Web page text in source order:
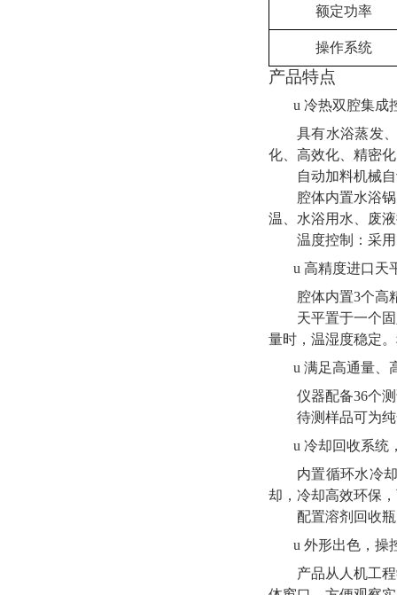
额定功率
操作系统
产品特点
u 冷热双腔集成
具有水浴蒸发
化、高效化、精密
自动加料机械
腔体内置水浴
温、水浴用水、废
温度控制
：采
u 高精度进口天
腔体内置3个高
天平置于一个
量时，温湿度稳定
u 满足高通量、
仪器配备36个
待测样品可为
u 冷却回收系统
内置循环水冷
却，冷却高效环保
配置溶剂回收
u 外形出色，操
产品从人机工